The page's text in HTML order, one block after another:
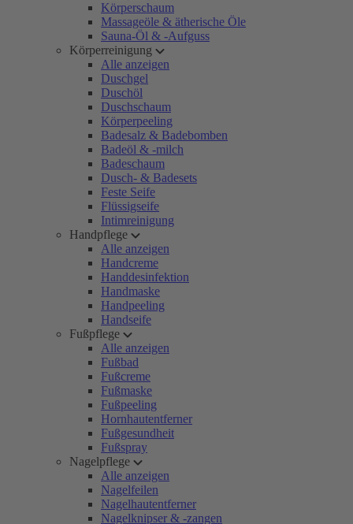
Körperschaum
Massageöle & ätherische Öle
Sauna-Öl & -Aufguss
Körperreinigung
Alle anzeigen
Duschgel
Duschöl
Duschschaum
Körperpeeling
Badesalz & Badebomben
Badeöl & -milch
Badeschaum
Dusch- & Badesets
Feste Seife
Flüssigseife
Intimreinigung
Handpflege
Alle anzeigen
Handcreme
Handdesinfektion
Handmaske
Handpeeling
Handseife
Fußpflege
Alle anzeigen
Fußbad
Fußcreme
Fußmaske
Fußpeeling
Hornhautentferner
Fußgesundheit
Fußspray
Nagelpflege
Alle anzeigen
Nagelfeilen
Nagelhautentferner
Nagelknipser & -zangen